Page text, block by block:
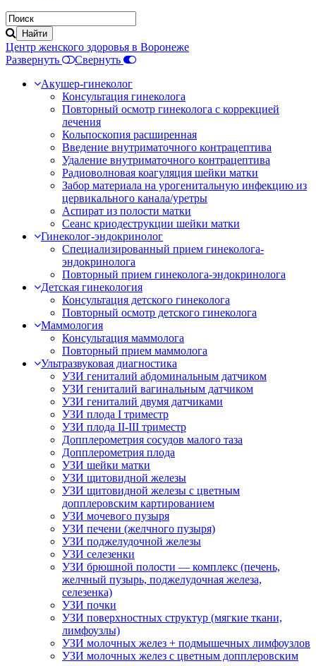
Центр женского здоровья в Воронеже
Развернуть
Свернуть
Акушер-гинеколог
Консультация гинеколога
Повторный осмотр гинеколога с коррекцией
лечения
Кольпоскопия расширенная
Введение внутриматочного контрацептива
Удаление внутриматочного контрацептива
Радиоволновая коагуляция шейки матки
Забор материала на урогенитальную инфекцию из
цервикального канала/уретры
Аспират из полости матки
Сеанс криодеструкции шейки матки
Гинеколог-эндокринолог
Специализированный прием гинеколога-
эндокринолога
Повторный прием гинеколога-эндокринолога
Детская гинекология
Консультация детского гинеколога
Повторный осмотр детского гинеколога
Маммология
Консультация маммолога
Повторный прием маммолога
Ультразвуковая диагностика
УЗИ гениталий абдоминальным датчиком
УЗИ гениталий вагинальным датчиком
УЗИ гениталий двумя датчиками
УЗИ плода I триместр
УЗИ плода II-III триместр
Допплерометрия сосудов малого таза
Допплерометрия плода
УЗИ шейки матки
УЗИ щитовидной железы
УЗИ щитовидной железы с цветным
допплеровским картированием
УЗИ мочевого пузыря
УЗИ печени (желчного пузыря)
УЗИ поджелудочной железы
УЗИ селезенки
УЗИ брюшной полости — комплекс (печень,
желчный пузырь, поджелудочная железа,
селезенка)
УЗИ почки
УЗИ поверхностных структур (мягкие ткани,
лимфоузлы)
УЗИ молочных желез + подмышечных лимфоузлов
УЗИ молочных желез с цветным допплеровским